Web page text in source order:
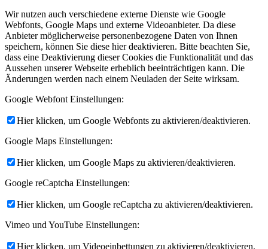
Wir nutzen auch verschiedene externe Dienste wie Google
Webfonts, Google Maps und externe Videoanbieter. Da diese
Anbieter möglicherweise personenbezogene Daten von Ihnen
speichern, können Sie diese hier deaktivieren. Bitte beachten Sie,
dass eine Deaktivierung dieser Cookies die Funktionalität und das
Aussehen unserer Webseite erheblich beeinträchtigen kann. Die
Änderungen werden nach einem Neuladen der Seite wirksam.
Google Webfont Einstellungen:
Hier klicken, um Google Webfonts zu aktivieren/deaktivieren.
Google Maps Einstellungen:
Hier klicken, um Google Maps zu aktivieren/deaktivieren.
Google reCaptcha Einstellungen:
Hier klicken, um Google reCaptcha zu aktivieren/deaktivieren.
Vimeo und YouTube Einstellungen:
Hier klicken, um Videoeinbettungen zu aktivieren/deaktivieren.